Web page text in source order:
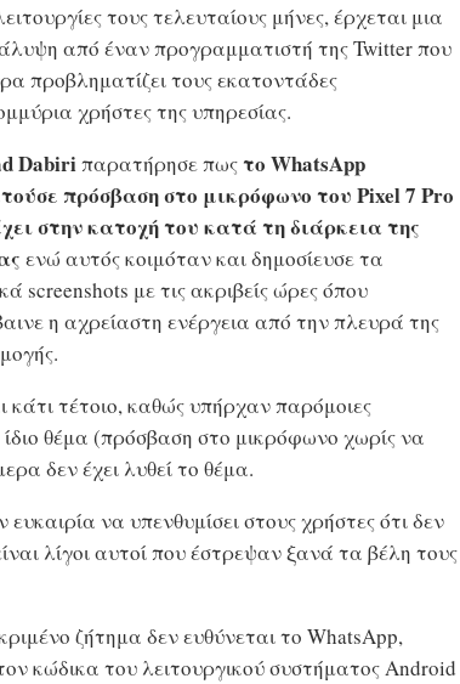
τους τελευταίους μήνες, έρχεται μια
από έναν προγραμματιστή της Twitter που
προβληματίζει τους εκατοντάδες
χρήστες της υπηρεσίας.
Dabiriπαρατήρησε πωςτο WhatsApp
πρόσβαση στο μικρόφωνο του Pixel 7 Pro
στην κατοχή του κατά τη διάρκεια της
ενώ αυτός κοιμόταν και δημοσίευσε τα
screenshots με τις ακριβείς ώρες όπου
η αχρείαστη ενέργεια από την πλευρά της
τέτοιο, καθώς υπήρχαν παρόμοιες
θέμα (πρόσβαση στο μικρόφωνο χωρίς να
δεν έχει λυθεί το θέμα.
να υπενθυμίσει στους χρήστες ότι δεν
λίγοι αυτοί που έστρεψαν ξανά τα βέλη τους
ζήτημα δεν ευθύνεται το WhatsApp,
κώδικα του λειτουργικού συστήματος Android